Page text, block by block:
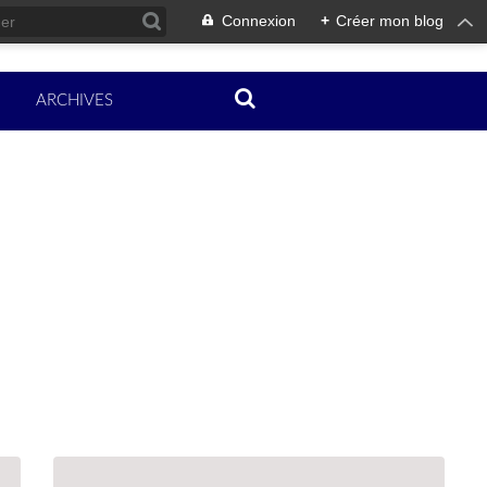
Connexion + Créer mon blog
ARCHIVES